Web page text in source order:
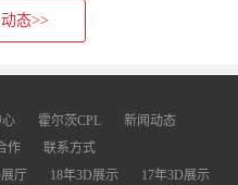
态>>
心 霍尔茨CPL
新闻动态
作
联系方式
厅 18年3D展示 17年3D展示